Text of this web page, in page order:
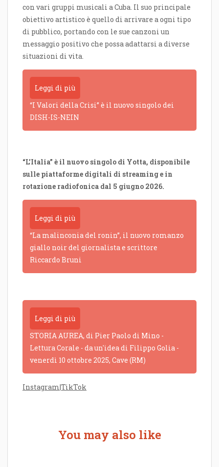
con vari gruppi musicali a Cuba. Il suo principale
obiettivo artistico è quello di arrivare a ogni tipo
di pubblico, portando con le sue canzoni un
messaggio positivo che possa adattarsi a diverse
situazioni di vita.
Leggi di più
“I Valori della Crisi” è il nuovo singolo dei
DISH-IS-NEIN
“L’Italia” è il nuovo singolo di Yotta, disponibile
sulle piattaforme digitali di streaming e in
rotazione radiofonica dal 5 giugno 2026.
Leggi di più
“La malinconia del ronin”, il nuovo romanzo
giallo noir del giornalista e scrittore
Riccardo Bruni
Leggi di più
STORIA AUREA, di Pier Paolo di Mino -
Lettura Corale - da un'idea di Filippo Golia -
venerdì 10 ottobre 2025, Cave (RM)
Instagram|TikTok
You may also like